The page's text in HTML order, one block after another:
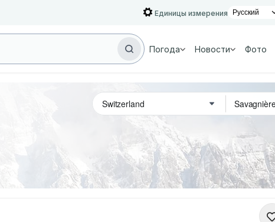
Единицы измерения
Погода Новости Фото